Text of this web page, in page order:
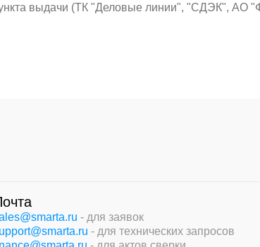
выдачи (ТК "Деловые линии", "СДЭК",
- для заявок
- для технических запросов